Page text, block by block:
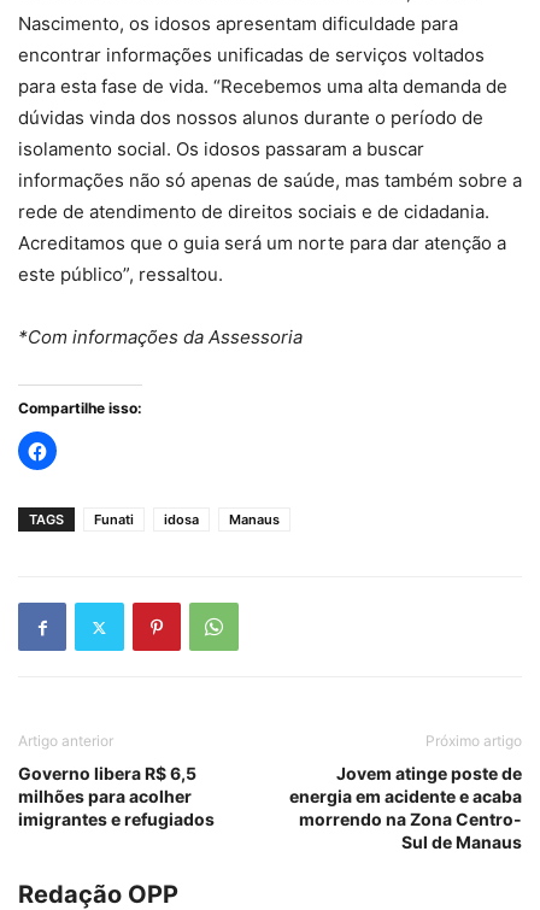
Nascimento, os idosos apresentam dificuldade para
encontrar informações unificadas de serviços voltados
para esta fase de vida. “Recebemos uma alta demanda de
dúvidas vinda dos nossos alunos durante o período de
isolamento social. Os idosos passaram a buscar
informações não só apenas de saúde, mas também sobre a
rede de atendimento de direitos sociais e de cidadania.
Acreditamos que o guia será um norte para dar atenção a
este público”, ressaltou.
*Com informações da Assessoria
Compartilhe isso:
TAGS Funati idosa Manaus
Artigo anterior
Governo libera R$ 6,5
milhões para acolher
imigrantes e refugiados
Próximo artigo
Jovem atinge poste de
energia em acidente e acaba
morrendo na Zona Centro-
Sul de Manaus
Redação OPP